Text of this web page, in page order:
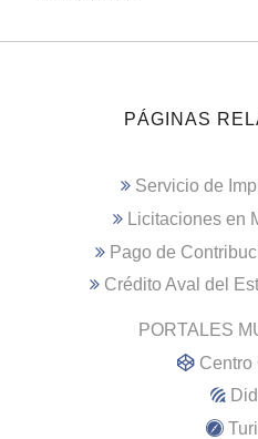
PÁGINAS
Servicio de
Licitaciones en
Pago de
Crédito Aval del
PORTALES
Centro